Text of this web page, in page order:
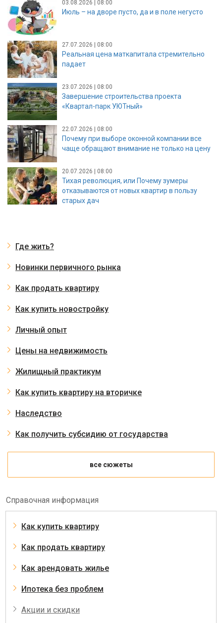
03.08.2026 | 08:00
Июль – на дворе пусто, да и в поле негусто
27.07.2026 | 08:00
Реальная цена маткапитала стремительно
падает
23.07.2026 | 08:00
Завершение строительства проекта
«Квартал-парк УЮТный»
22.07.2026 | 08:00
Почему при выборе оконной компании все
чаще обращают внимание не только на цену
20.07.2026 | 08:00
Тихая революция, или Почему зумеры
отказываются от новых квартир в пользу
старых дач
Где жить?
Новинки первичного рынка
Как продать квартиру
Как купить новостройку
Личный опыт
Цены на недвижимость
Жилищный практикум
Как купить квартиру на вторичке
Наследство
Как получить субсидию от государства
все сюжеты
Справочная информация
Как купить квартиру
Как продать квартиру
Как арендовать жилье
Ипотека без проблем
Акции и скидки